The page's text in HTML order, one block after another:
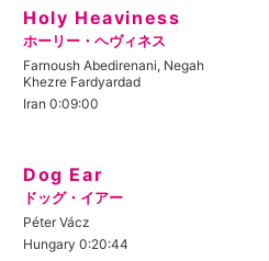
Holy Heaviness
ホーリー・ヘヴィネス
Farnoush Abedirenani, Negah
Khezre Fardyardad
Iran 0:09:00
Dog Ear
ドッグ・イアー
Péter Vácz
Hungary 0:20:44